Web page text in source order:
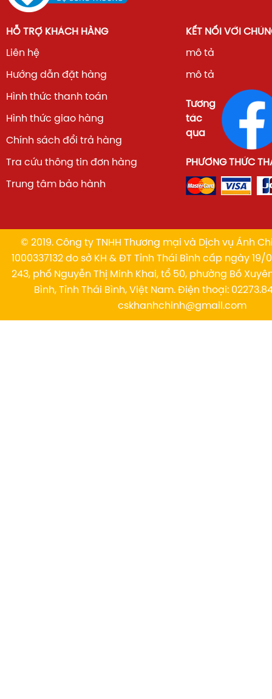
HỖ TRỢ KHÁCH HÀNG
Liên hệ
Hướng dẫn đặt hàng
Hình thức thanh toán
Hình thức giao hàng
Chính sách đổi trả hàng
Tra cứu thông tin đơn hàng
Trung tâm bảo hành
KẾT NỐI VỚI
mô tả
mô tả
Tương
tác
qua
PHƯƠNG THỨC
© 2019. Công ty TNHH Thương mại và Dịch vụ Ánh
1000337132 do sở KH & ĐT Tỉnh Thái Bình cấp ngày 19/
243, phố Nguyễn Thị Minh Khai, tổ 50, phường Bồ
Bình, Tỉnh Thái Bình, Việt Nam. Điện thoại:
cskhanhchinh@gmail.com